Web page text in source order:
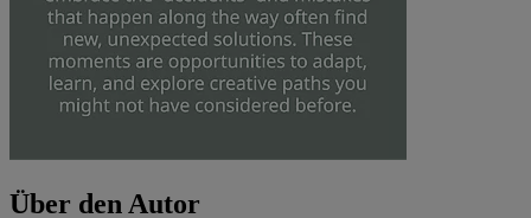
Über den Autor